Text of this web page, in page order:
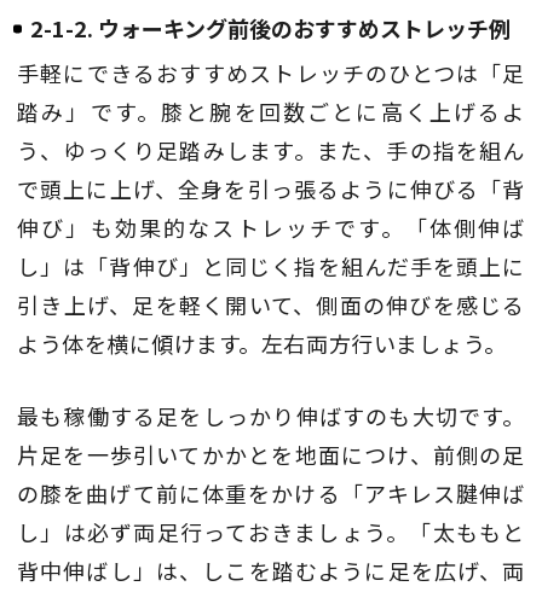
2-1-2. ウォーキング前後のおすすめストレッチ例
手軽にできるおすすめストレッチのひとつは「足
踏み」です。膝と腕を回数ごとに高く上げるよ
う、ゆっくり足踏みします。また、手の指を組ん
で頭上に上げ、全身を引っ張るように伸びる「背
伸び」も効果的なストレッチです。「体側伸ば
し」は「背伸び」と同じく指を組んだ手を頭上に
引き上げ、足を軽く開いて、側面の伸びを感じる
よう体を横に傾けます。左右両方行いましょう。
最も稼働する足をしっかり伸ばすのも大切です。
片足を一歩引いてかかとを地面につけ、前側の足
の膝を曲げて前に体重をかける「アキレス腱伸ば
し」は必ず両足行っておきましょう。「太ももと
背中伸ばし」は、しこを踏むように足を広げ、両